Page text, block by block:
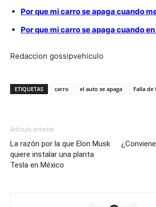
Por que mi carro se apaga cuando
Por que mi carro se apaga cuando
Redaccion gossipvehiculo
ETIQUETAS carro el auto se apaga Falla de
Artículo anterior
La razón por la que Elon Musk
quiere instalar una planta
Tesla en México